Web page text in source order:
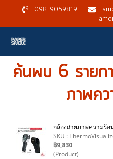
: 098-9059819 :
ค้นพบ 6 รายก
ภาพค
กล้องถ่ายภาพความร้อน
SKU :
฿9,830
(Product)